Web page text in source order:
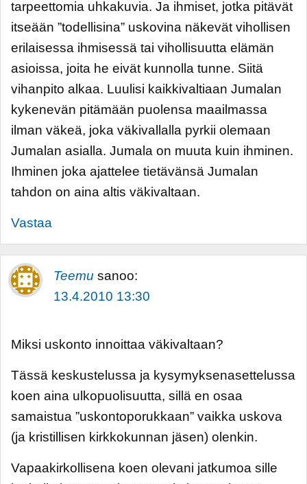
tarpeettomia uhkakuvia. Ja ihmiset, jotka pitävät
itseään ”todellisina” uskovina näkevät vihollisen
erilaisessa ihmisessä tai vihollisuutta elämän
asioissa, joita he eivät kunnolla tunne. Siitä
vihanpito alkaa. Luulisi kaikkivaltiaan Jumalan
kykenevän pitämään puolensa maailmassa
ilman väkeä, joka väkivallalla pyrkii olemaan
Jumalan asialla. Jumala on muuta kuin ihminen.
Ihminen joka ajattelee tietävänsä Jumalan
tahdon on aina altis väkivaltaan.
Vastaa
Teemu sanoo:
13.4.2010 13:30
Miksi uskonto innoittaa väkivaltaan?
Tässä keskustelussa ja kysymyksenasettelussa
koen aina ulkopuolisuutta, sillä en osaa
samaistua ”uskontoporukkaan” vaikka uskova
(ja kristillisen kirkkokunnan jäsen) olenkin.
Vapaakirkollisena koen olevani jatkumoa sille